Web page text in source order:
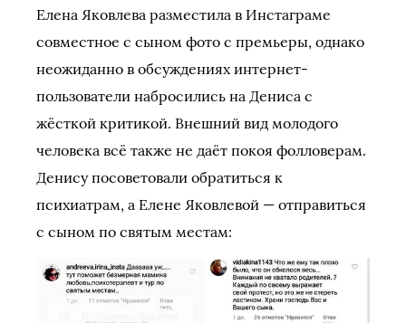
Елена Яковлева разместила в Инстаграме
совместное с сыном фото с премьеры, однако
неожиданно в обсуждениях интернет-
пользователи набросились на Дениса с
жёсткой критикой. Внешний вид молодого
человека всё также не даёт покоя фолловерам.
Денису посоветовали обратиться к
психиатрам, а Елене Яковлевой — отправиться
с сыном по святым местам: